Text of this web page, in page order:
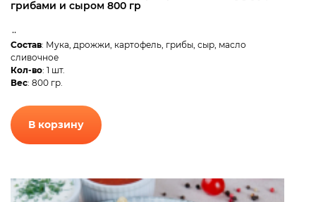
грибами и сыром 800 гр
..
Состав: Мука, дрожжи, картофель, грибы, сыр, масло
сливочное
Кол-во: 1 шт.
Вес: 800 гр.
В корзину